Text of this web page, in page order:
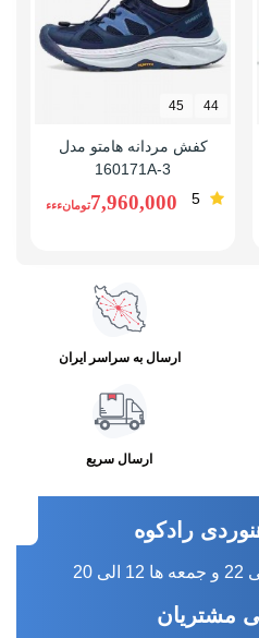
44
45
کفش مردانه هامتو مدل
160171A-3
5
7,960,000تومانءءء
ارسال به سراسر ایران
ارسال سریع
رادکوه
مشتریان